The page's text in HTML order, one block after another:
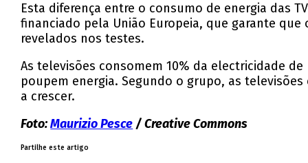
Esta diferença entre o consumo de energia das
financiado pela União Europeia, que garante
revelados nos testes.
As televisões consomem 10% da electricidade
poupem energia. Segundo o grupo, as
a crescer.
Foto:Maurizio Pesce / Creative Commons
Partilhe este artigo